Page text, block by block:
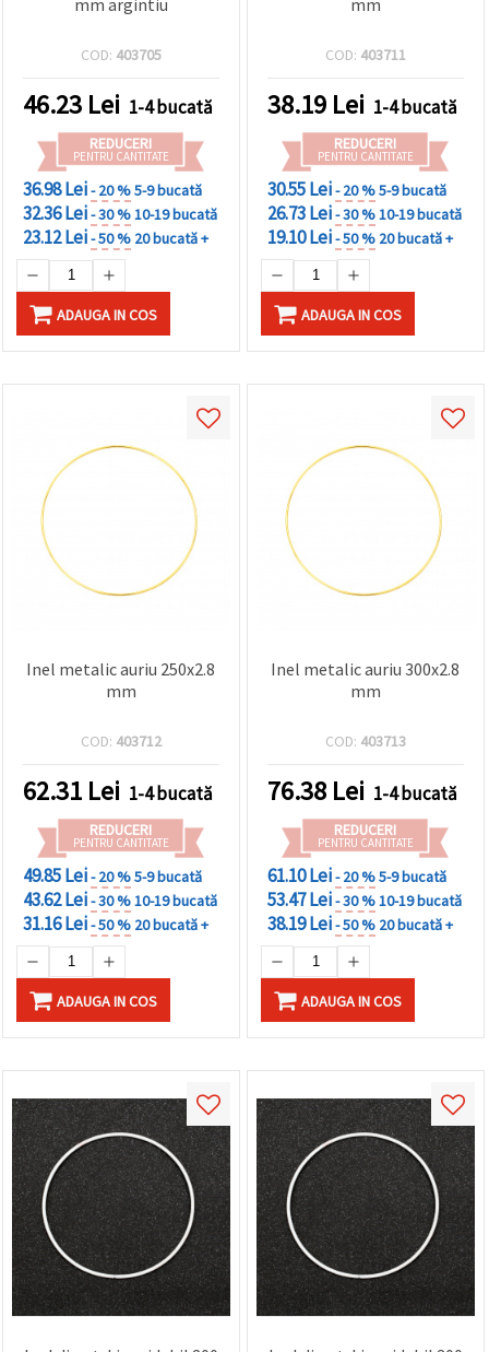
COD: 403705
46.23 Lei 1-4 bucată
REDUCERI
PENTRU CANTITATE
36.98 Lei- 20 %5-9 bucată
32.36 Lei- 30 %10-19 bucată
23.12 Lei- 50 % 20 bucată +
ADAUGA IN COS
COD: 403711
38.19 Lei 1-4 bucată
REDUCERI
PENTRU CANTITATE
30.55 Lei- 20 %5-9 bucată
26.73 Lei- 30 %10-19 bucată
19.10 Lei- 50 % 20 bucată +
ADAUGA IN COS
Inel metalic auriu 250x2.8
mm
COD: 403712
62.31 Lei 1-4 bucată
REDUCERI
PENTRU CANTITATE
49.85 Lei- 20 %5-9 bucată
43.62 Lei- 30 %10-19 bucată
31.16 Lei- 50 % 20 bucată +
ADAUGA IN COS
Inel metalic auriu 300x2.8
mm
COD: 403713
76.38 Lei 1-4 bucată
REDUCERI
PENTRU CANTITATE
61.10 Lei- 20 %5-9 bucată
53.47 Lei- 30 %10-19 bucată
38.19 Lei- 50 % 20 bucată +
ADAUGA IN COS